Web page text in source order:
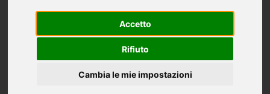
Accetto
Rifiuto
Cambia le mie impostazioni
CdA per i rappresentanti del
PTA e Collaboratori ed
Esperti Linguistici